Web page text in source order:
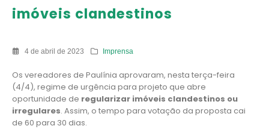
imóveis clandestinos
4 de abril de 2023 Imprensa
Os vereadores de Paulínia aprovaram, nesta terça-feira
(4/4), regime de urgência para projeto que abre
oportunidade de regularizar imóveis clandestinos ou
irregulares. Assim, o tempo para votação da proposta cai
de 60 para 30 dias.